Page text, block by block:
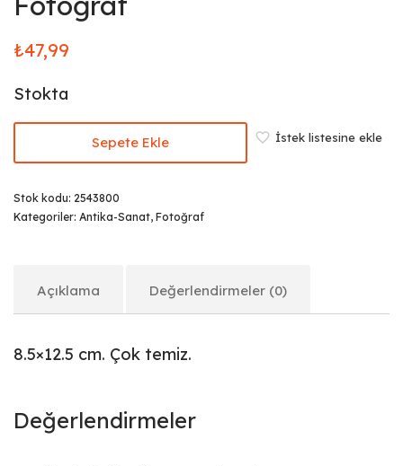
₺47,99
Stokta
Sepete Ekle İstek listesine ekle
Stok kodu: 2543800
Kategoriler: Antika-Sanat, Fotoğraf
Açıklama Değerlendirmeler (0)
8.5×12.5 cm. Çok temiz.
Değerlendirmeler